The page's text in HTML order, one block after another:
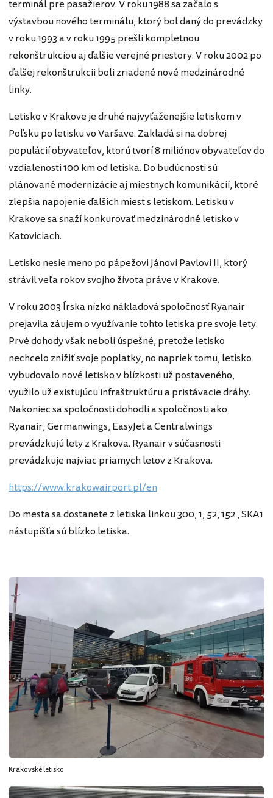
terminál pre pasažierov. V roku 1988 sa začalo s
výstavbou nového terminálu, ktorý bol daný do prevádzky
v roku 1993 a v roku 1995 prešli kompletnou
rekonštrukciou aj ďalšie verejné priestory. V roku 2002 po
ďalšej rekonštrukcii boli zriadené nové medzinárodné
linky.
Letisko v Krakove je druhé najvyťaženejšie letiskom v
Poľsku po letisku vo Varšave. Zakladá si na dobrej
populácií obyvateľov, ktorú tvorí 8 miliónov obyvateľov do
vzdialenosti 100 km od letiska. Do budúcnosti sú
plánované modernizácie aj miestnych komunikácií, ktoré
zlepšia napojenie ďalších miest s letiskom. Letisku v
Krakove sa snaží konkurovať medzinárodné letisko v
Katoviciach.
Letisko nesie meno po pápežovi Jánovi Pavlovi II, ktorý
strávil veľa rokov svojho života práve v Krakove.
V roku 2003 Írska nízko nákladová spoločnosť Ryanair
prejavila záujem o využívanie tohto letiska pre svoje lety.
Prvé dohody však neboli úspešné, pretože letisko
nechcelo znížiť svoje poplatky, no napriek tomu, letisko
vybudovalo nové letisko v blízkosti už postaveného,
využilo už existujúcu infraštruktúru a pristávacie dráhy.
Nakoniec sa spoločnosti dohodli a spoločnosti ako
Ryanair, Germanwings, EasyJet a Centralwings
prevádzkujú lety z Krakova. Ryanair v súčasnosti
prevádzkuje najviac priamych letov z Krakova.
https://www.krakowairport.pl/en
Do mesta sa dostanete z letiska linkou 300, 1, 52, 152 , SKA1
nástupišťa sú blízko letiska.
Krakovské letisko